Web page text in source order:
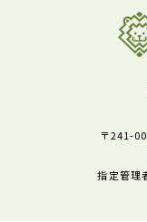
〒241-
指定管理